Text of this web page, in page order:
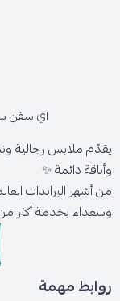
اي سفن
يقدّم ملابس رجالية
وأناقة دائمة ✨
من أشهر البراندات
وسعداء بخدمة أكثر من 300,000 عميل حول
روابط مهمة